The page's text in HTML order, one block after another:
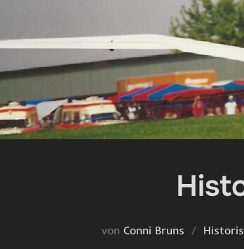
von Conni Bruns